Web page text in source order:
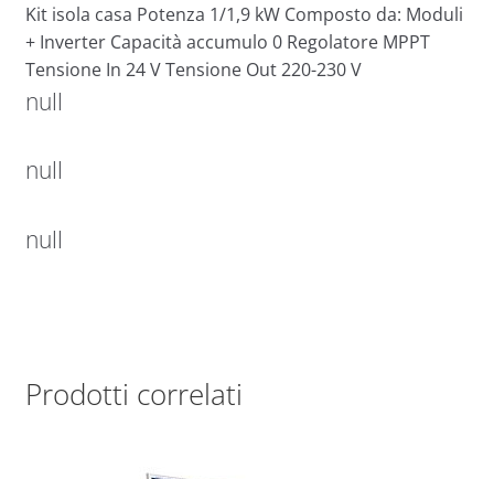
Kit isola casa Potenza 1/1,9 kW Composto da: Moduli
+ Inverter Capacità accumulo 0 Regolatore MPPT
Tensione In 24 V Tensione Out 220-230 V
null
null
null
Prodotti correlati